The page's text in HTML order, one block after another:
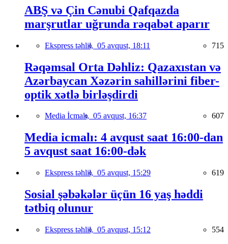
ABŞ və Çin Cənubi Qafqazda
marşrutlar uğrunda rəqabət aparır
Ekspress təhlil, 05 avqust, 18:11 715
Rəqəmsal Orta Dəhliz: Qazaxıstan və
Azərbaycan Xəzərin sahillərini fiber-
optik xətlə birləşdirdi
Media İcmalı, 05 avqust, 16:37 607
Media icmalı: 4 avqust saat 16:00-dan
5 avqust saat 16:00-dək
Ekspress təhlil, 05 avqust, 15:29 619
Sosial şəbəkələr üçün 16 yaş həddi
tətbiq olunur
Ekspress təhlil, 05 avqust, 15:12 554